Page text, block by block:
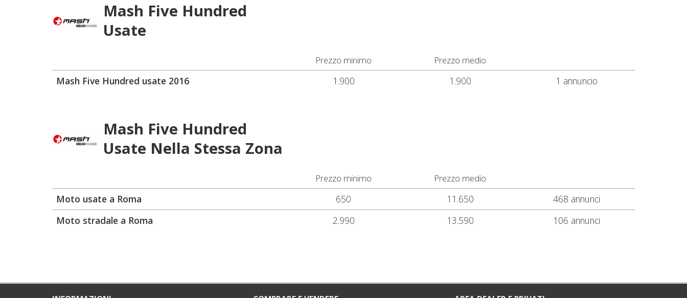
Mash Five Hundred
Usate
Prezzo minimo Prezzo medio
Mash Five Hundred usate 2016 1.900 1.900 1 annuncio
Mash Five Hundred
Usate Nella Stessa Zona
Prezzo minimo Prezzo medio
Moto usate a Roma 650 11.650
468 annunci
Moto stradale a Roma
2.990 13.590 106 annunci